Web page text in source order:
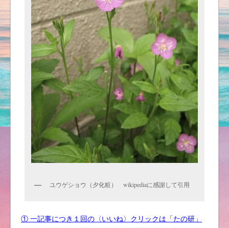
ユウゲショウ（夕化粧） wikipediaに感謝して引用
① 一記事につき１回の〈いいね〉クリックは「たの研」